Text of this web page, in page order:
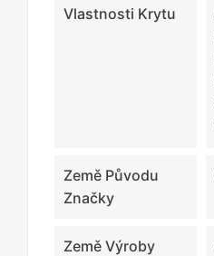
Vlastnosti Krytu
Země Původu
Značky
Země Výroby